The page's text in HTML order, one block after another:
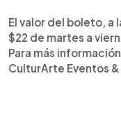
El valor del boleto,
$22 de martes a
Para más
CulturArte Eventos &